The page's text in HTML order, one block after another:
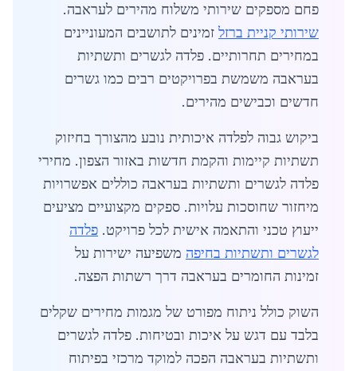
פחם מספקים שירותי משלוח מהירים לעראבה.
שירותי קניית ברזל זמינים לתושבים המעוניינים
במחירים תחרותיים. פלדה לגשרים ותשתיות
בעראבה משמשת בפרויקטים רבים כמו גשרים
חדשים וכבישים מהירים.
ביקוש גבוה לפלדה איכותית נובע מהצורך בחיזוק
תשתיות קיימות והקמת חדשות באזור הצפון. מחירי
פלדה לגשרים ותשתיות בעראבה כוללים אפשרויות
מיחזור שחוסכות עלויות. ספקים מקצועיים מציעים
ייעוץ טכני והתאמה אישית לכל פרויקט. פלדה
לגשרים ותשתיות בחיפה משפיעה ישירות על
זמינות החומרים בעראבה דרך רשתות הפצה.
השוק כולל ניתוח מפורט של מגמות מחירים שקלים
בלבד עם דגש על איכות ובטיחות. פלדה לגשרים
ותשתיות בעראבה הפכה למוקד מרכזי בפיתוח